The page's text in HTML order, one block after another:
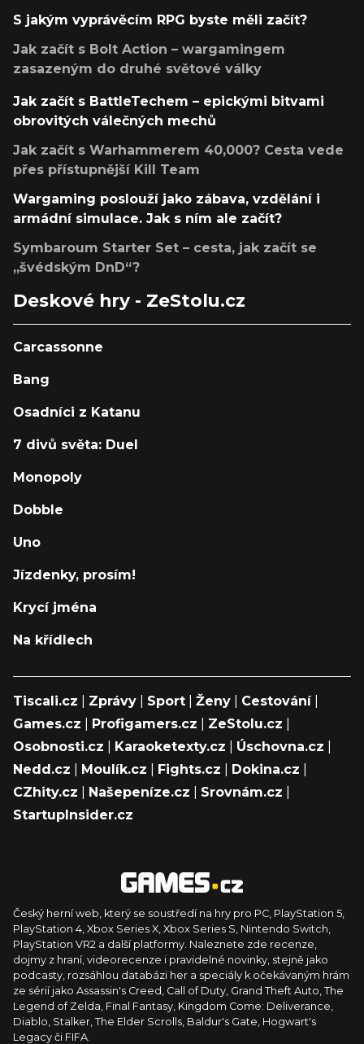
S jakým vyprávěcím RPG byste měli začít?
Jak začít s Bolt Action – wargamingem
zasazeným do druhé světové války
Jak začít s BattleTechem – epickými bitvami
obrovitých válečných mechů
Jak začít s Warhammerem 40,000? Cesta vede
přes přístupnější Kill Team
Wargaming poslouží jako zábava, vzdělání i
armádní simulace. Jak s ním ale začít?
Symbaroum Starter Set – cesta, jak začít se
„švédským DnD“?
Deskové hry - ZeStolu.cz
Carcassonne
Bang
Osadníci z Katanu
7 divů světa: Duel
Monopoly
Dobble
Uno
Jízdenky, prosím!
Krycí jména
Na křídlech
Tiscali.cz Zprávy Sport Ženy Cestování|
Games.cz
Profigamers.cz ZeStolu.cz
Osobnosti.cz
Karaoketexty.cz Úschovna.cz
Nedd.cz
Moulík.cz Fights.cz Dokina.cz
CZhity.cz
Našepeníze.cz Srovnám.cz
StartupInsider.cz
Český herní web, který se soustředí na hry pro PC, PlayStation 5,
PlayStation 4, Xbox Series X, Xbox Series S, Nintendo Switch,
PlayStation VR2 a další platformy. Naleznete zde recenze,
dojmy z hraní, videorecenze i pravidelné novinky, stejně jako
podcasty, rozsáhlou databázi her a speciály k očekávaným hrám
ze sérií jako Assassin's Creed, Call of Duty, Grand Theft Auto, The
Legend of Zelda, Final Fantasy, Kingdom Come: Deliverance,
Diablo, Stalker, The Elder Scrolls, Baldur's Gate, Hogwart's
Legacy či FIFA.